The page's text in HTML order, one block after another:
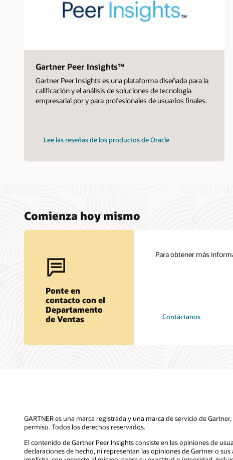
Gartner Peer Insights™
Gartner Peer Insights es una plataforma diseñada para la
calificación y el análisis de soluciones de tecnología
empresarial por y para profesionales de usuarios finales.
Lee las reseñas de los productos de Oracle
Comienza hoy mismo
Ponte en
contacto con el
Departamento
de Ventas
Para obtener más
Contáctanos
GARTNER es una marca registrada y una marca de servicio de
permiso. Todos los derechos reservados.
El contenido de Gartner Peer Insights consiste en las opiniones de
declaraciones de hecho, ni representan las opiniones de Gartner o